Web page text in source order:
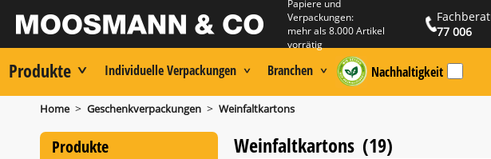
Papiere und
Verpackungen:
mehr als 8.000 Artikel
vorrätig
77 006
Produkte Individuelle Verpackungen Branchen Nachhaltigkeit
Home > Geschenkverpackungen > Weinfaltkartons
Produkte Weinfaltkartons (19)